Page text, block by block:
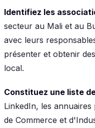
Identifiez les
secteur au Mali et au
avec leurs
présenter et obtenir
local.
Constituez une liste
LinkedIn, les
de Commerce et